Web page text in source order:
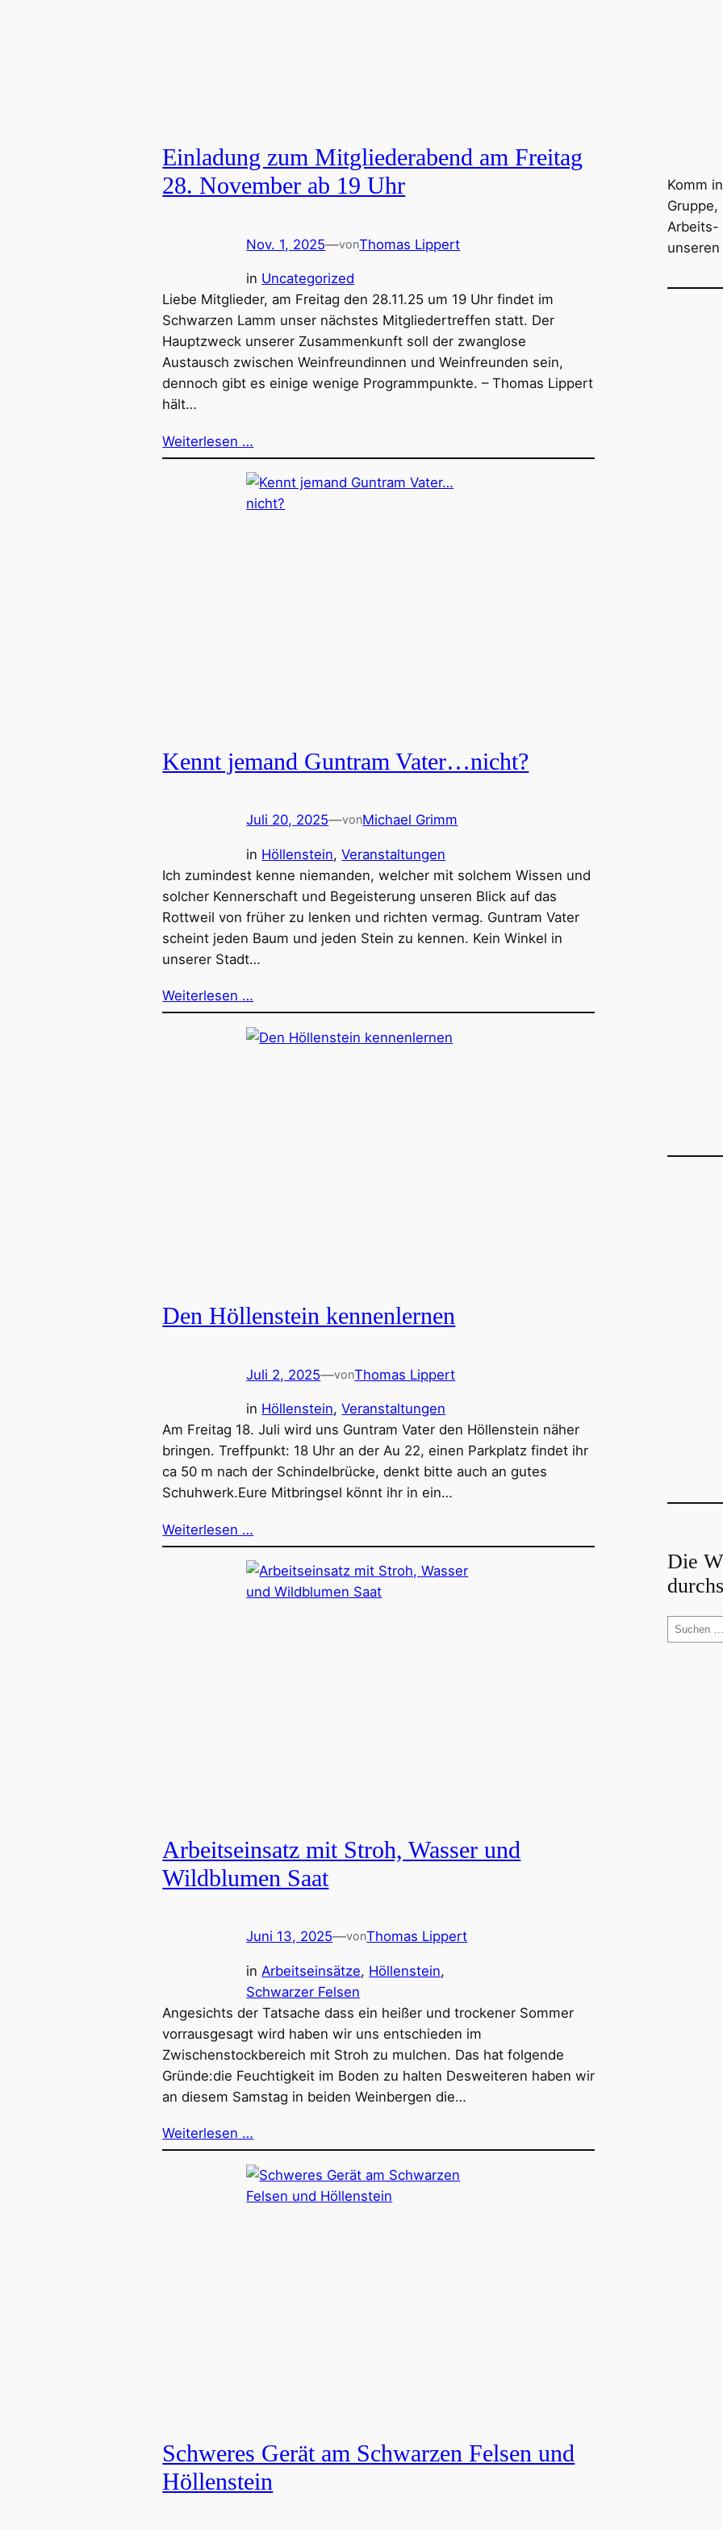
Einladung zum Mitgliederabend am Freitag
28. November ab 19 Uhr
Nov. 1, 2025—vonThomas Lippert
in Uncategorized
Liebe Mitglieder, am Freitag den 28.11.25 um 19 Uhr findet im
Schwarzen Lamm unser nächstes Mitgliedertreffen statt. Der
Hauptzweck unserer Zusammenkunft soll der zwanglose
Austausch zwischen Weinfreundinnen und Weinfreunden sein,
dennoch gibt es einige wenige Programmpunkte. – Thomas Lippert
hält…
Weiterlesen …
Kennt jemand Guntram Vater…nicht?
Juli 20, 2025—vonMichael Grimm
in Höllenstein, Veranstaltungen
Ich zumindest kenne niemanden, welcher mit solchem Wissen und
solcher Kennerschaft und Begeisterung unseren Blick auf das
Rottweil von früher zu lenken und richten vermag. Guntram Vater
scheint jeden Baum und jeden Stein zu kennen. Kein Winkel in
unserer Stadt…
Weiterlesen …
Den Höllenstein kennenlernen
Juli 2, 2025—vonThomas Lippert
in Höllenstein, Veranstaltungen
Am Freitag 18. Juli wird uns Guntram Vater den Höllenstein näher
bringen. Treffpunkt: 18 Uhr an der Au 22, einen Parkplatz findet ihr
ca 50 m nach der Schindelbrücke, denkt bitte auch an gutes
Schuhwerk.Eure Mitbringsel könnt ihr in ein…
Weiterlesen …
Arbeitseinsatz mit Stroh, Wasser und
Wildblumen Saat
Juni 13, 2025—vonThomas Lippert
in Arbeitseinsätze, Höllenstein
Schwarzer Felsen
Angesichts der Tatsache dass ein heißer und trockener Sommer
vorrausgesagt wird haben wir uns entschieden im
Zwischenstockbereich mit Stroh zu mulchen. Das hat folgende
Gründe:die Feuchtigkeit im Boden zu halten Desweiteren haben wir
an diesem Samstag in beiden Weinbergen die…
Weiterlesen …
Schweres Gerät am Schwarzen Felsen und
Höllenstein
Komm
Arbeits-
Die
u